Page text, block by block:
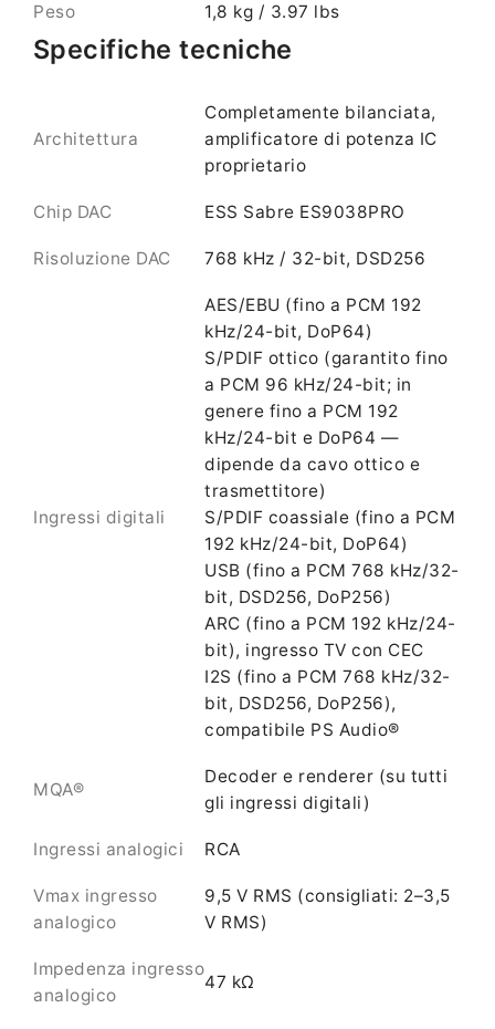
Peso 1,8 kg / 3.97 lbs
Specifiche tecniche
Architettura
Completamente bilanciata,
amplificatore di potenza IC
proprietario
Chip DAC ESS Sabre ES9038PRO
Risoluzione DAC 768 kHz / 32-bit, DSD256
Ingressi digitali
AES/EBU (fino a PCM 192
kHz/24-bit, DoP64)
S/PDIF ottico (garantito fino
a PCM 96 kHz/24-bit; in
genere fino a PCM 192
kHz/24-bit e DoP64 —
dipende da cavo ottico e
trasmettitore)
S/PDIF coassiale (fino a PCM
192 kHz/24-bit, DoP64)
USB (fino a PCM 768 kHz/32-
bit, DSD256, DoP256)
ARC (fino a PCM 192 kHz/24-
bit), ingresso TV con CEC
I2S (fino a PCM 768 kHz/32-
bit, DSD256, DoP256),
compatibile PS Audio®
MQA®
Decoder e renderer (su tutti
gli ingressi digitali)
Ingressi analogici RCA
Vmax ingresso
analogico
9,5 V RMS (consigliati: 2–3,5
V RMS)
Impedenza ingresso
analogico
47 kΩ